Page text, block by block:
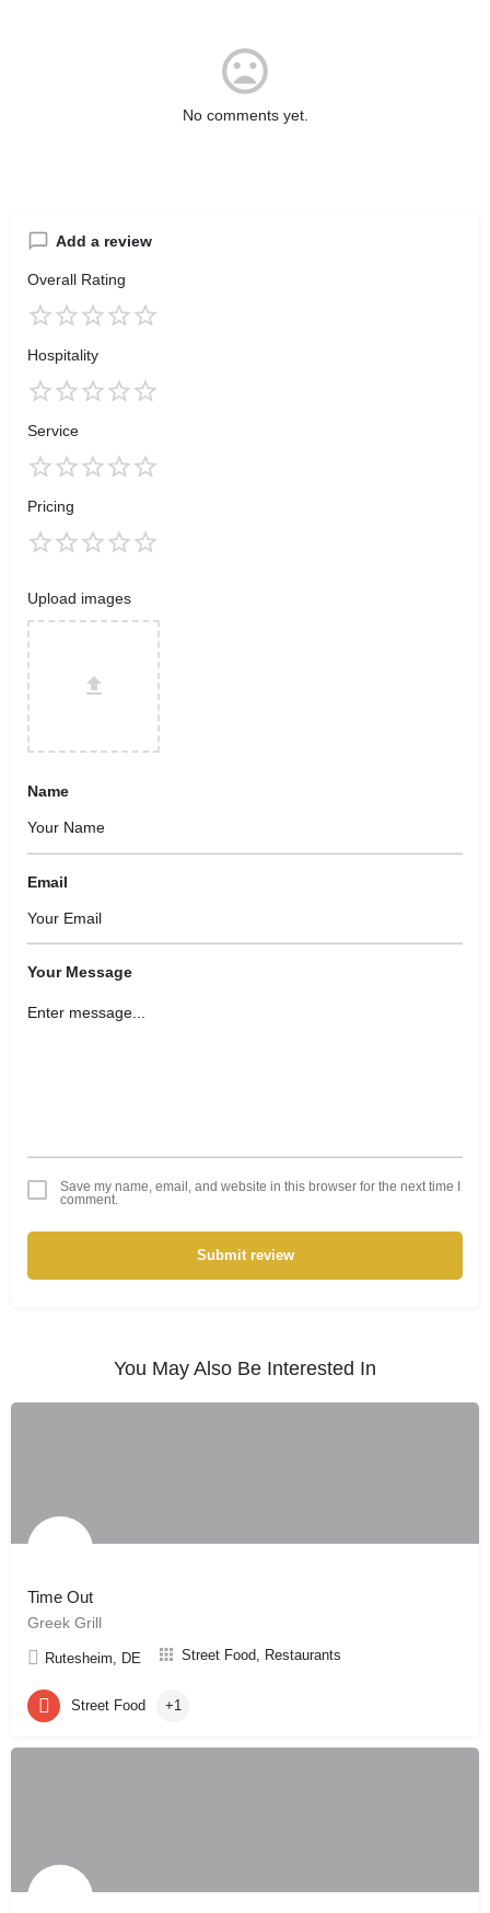
No comments yet.
Add a review
Overall Rating
Hospitality
Service
Pricing
Upload images
Name
Email
Your Message
Save my name, email, and website in this browser for the next time I
comment.
Submit review
You May Also Be Interested In
Time Out
Greek Grill
Rutesheim, DE Street Food, Restaurants
Street Food +1